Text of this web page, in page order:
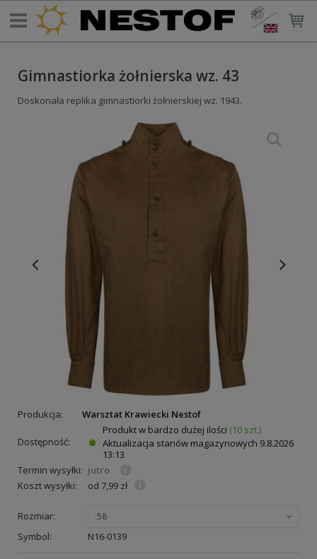
Gimnastiorka żołnierska wz. 43
Doskonała replika gimnastiorki żołnierskiej wz. 1943.
Produkcja: Warsztat Krawiecki Nestof
Dostępność:
Produkt w bardzo dużej ilości (10 szt.)
Aktualizacja stanów magazynowych 9.8.2026
13:13
Termin wysyłki: jutro
Koszt wysyłki:
od 7,99 zł
Rozmiar: 58
Symbol: N16-0139